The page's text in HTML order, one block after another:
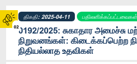
02
திகதி: 2025-04-11 பதிலளிக்கப்பட்டவைகள்
0192/2025: சுகாதார அமைச்சு
நிறுவனங்கள்: கிடைக்கப்பெற்ற
நிதியல்லாத உதவிகள்